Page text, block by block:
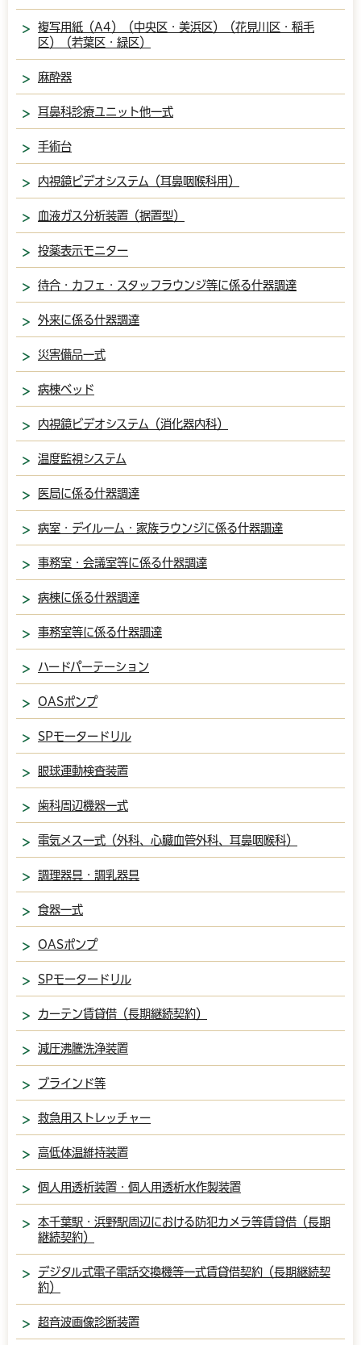
複写用紙（A4）（中央区・美浜区）（花見川区・稲毛
区）（若葉区・緑区）
麻酔器
耳鼻科診療ユニット他一式
手術台
内視鏡ビデオシステム（耳鼻咽喉科用）
血液ガス分析装置（据置型）
投薬表示モニター
待合・カフェ・スタッフラウンジ等に係る什器調達
外来に係る什器調達
災害備品一式
病棟ベッド
内視鏡ビデオシステム（消化器内科）
温度監視システム
医局に係る什器調達
病室・デイルーム・家族ラウンジに係る什器調達
事務室・会議室等に係る什器調達
病棟に係る什器調達
事務室等に係る什器調達
ハードパーテーション
OASポンプ
SPモータードリル
眼球運動検査装置
歯科周辺機器一式
電気メス一式（外科、心臓血管外科、耳鼻咽喉科）
調理器具・調乳器具
食器一式
OASポンプ
SPモータードリル
カーテン賃貸借（長期継続契約）
減圧沸騰洗浄装置
ブラインド等
救急用ストレッチャー
高低体温維持装置
個人用透析装置・個人用透析水作製装置
本千葉駅・浜野駅周辺における防犯カメラ等賃貸借（長期
継続契約）
デジタル式電子電話交換機等一式賃貸借契約（長期継続契
約）
超音波画像診断装置